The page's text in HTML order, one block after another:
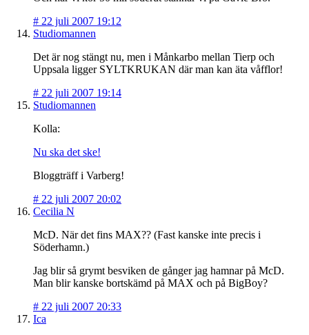
# 22 juli 2007 19:12
Studiomannen
Det är nog stängt nu, men i Månkarbo mellan Tierp och
Uppsala ligger SYLTKRUKAN där man kan äta våfflor!
# 22 juli 2007 19:14
Studiomannen
Kolla:
Nu ska det ske!
Bloggträff i Varberg!
# 22 juli 2007 20:02
Cecilia N
McD. När det fins MAX?? (Fast kanske inte precis i
Söderhamn.)
Jag blir så grymt besviken de gånger jag hamnar på McD.
Man blir kanske bortskämd på MAX och på BigBoy?
# 22 juli 2007 20:33
Ica